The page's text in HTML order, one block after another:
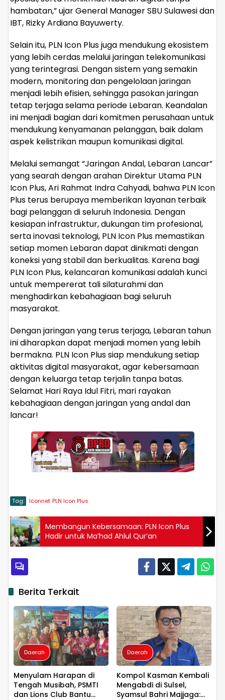
hambatan,” ujar General Manager SBU Sulawesi dan
IBT, Rizky Ardiana Bayuwerty.
Selain itu, PLN Icon Plus juga mendukung ekosistem
yang lebih cerdas melalui jaringan telekomunikasi
yang terintegrasi. Dengan sistem yang semakin
modern, monitoring dan pengelolaan jaringan
menjadi lebih efisien, sehingga pasokan jaringan
tetap terjaga selama periode Lebaran. Keandalan
ini menjadi bagian dari komitmen perusahaan untuk
mendukung kenyamanan pelanggan, baik dalam
aspek kelistrikan maupun komunikasi digital.
Melalui semangat “Jaringan Andal, Lebaran Lancar”
yang searah dengan arahan Direktur Utama PLN
Icon Plus, Ari Rahmat Indra Cahyadi, bahwa PLN Icon
Plus terus berupaya memberikan layanan terbaik
bagi pelanggan di seluruh Indonesia. Dengan
kesiapan infrastruktur, dukungan tim profesional,
serta inovasi teknologi, PLN Icon Plus memastikan
setiap momen Lebaran dapat dinikmati dengan
koneksi yang stabil dan berkualitas. Karena bagi
PLN Icon Plus, kelancaran komunikasi adalah kunci
untuk mempererat tali silaturahmi dan
menghadirkan kebahagiaan bagi seluruh
masyarakat.
Dengan jaringan yang terus terjaga, Lebaran tahun
ini diharapkan dapat menjadi momen yang lebih
bermakna. PLN Icon Plus siap mendukung setiap
aktivitas digital masyarakat, agar kebersamaan
dengan keluarga tetap terjalin tanpa batas.
Selamat Hari Raya Idul Fitri, mari rayakan
kebahagiaan dengan jaringan yang andal dan
lancar!
Tag: Iconnet PLN Icon Plus
Membangun Kebersamaan: PLN Icon Plus
Hadir untuk Ma’had Ahlul Qur’an
Berita Terkait
Daerah
Menyulam Harapan di
Tengah Musibah, PSMTI
dan Lions Club Bantu
Daerah
Kompol Kasman Kembali
Mengabdi di Sulsel,
Syamsul Bahri Majjaga: